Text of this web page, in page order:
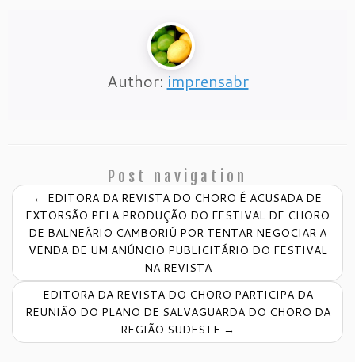
Author: imprensabr
Post navigation
← EDITORA DA REVISTA DO CHORO É ACUSADA DE
EXTORSÃO PELA PRODUÇÃO DO FESTIVAL DE CHORO
DE BALNEÁRIO CAMBORIÚ POR TENTAR NEGOCIAR A
VENDA DE UM ANÚNCIO PUBLICITÁRIO DO FESTIVAL
NA REVISTA
EDITORA DA REVISTA DO CHORO PARTICIPA DA
REUNIÃO DO PLANO DE SALVAGUARDA DO CHORO DA
REGIÃO SUDESTE →